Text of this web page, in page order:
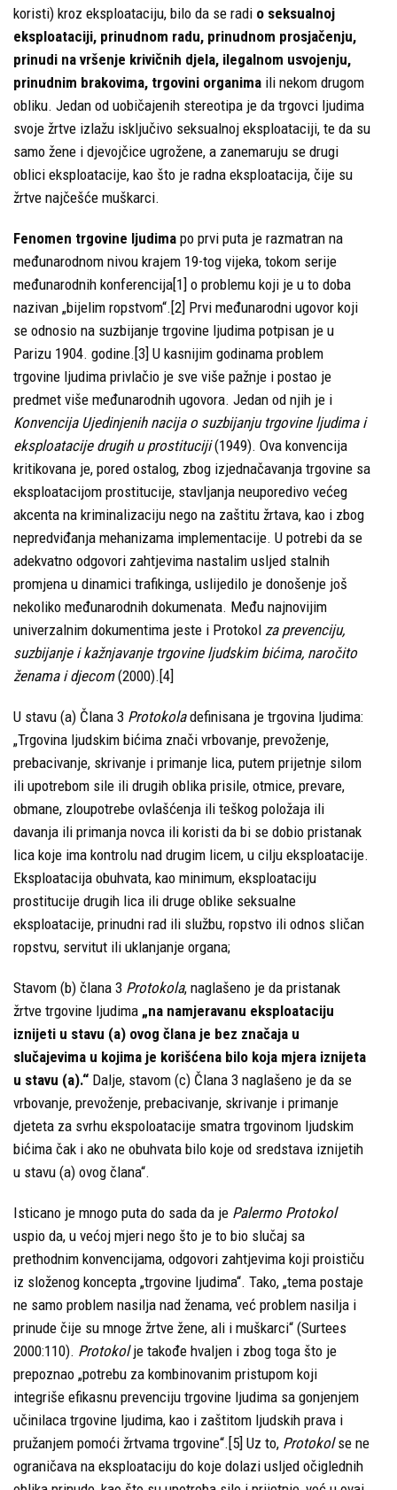
koristi) kroz eksploataciju, bilo da se radi o seksualnoj
eksploataciji, prinudnom radu, prinudnom prosjačenju,
prinudi na vršenje krivičnih djela, ilegalnom usvojenju,
prinudnim brakovima, trgovini organima ili nekom drugom
obliku. Jedan od uobičajenih stereotipa je da trgovci ljudima
svoje žrtve izlažu isključivo seksualnoj eksploataciji, te da su
samo žene i djevojčice ugrožene, a zanemaruju se drugi
oblici eksploatacije, kao što je radna eksploatacija, čije su
žrtve najčešće muškarci.
Fenomen trgovine ljudima po prvi puta je razmatran na
međunarodnom nivou krajem 19-tog vijeka, tokom serije
međunarodnih konferencija[1] o problemu koji je u to doba
nazivan „bijelim ropstvom“.[2] Prvi međunarodni ugovor koji
se odnosio na suzbijanje trgovine ljudima potpisan je u
Parizu 1904. godine.[3] U kasnijim godinama problem
trgovine ljudima privlačio je sve više pažnje i postao je
predmet više međunarodnih ugovora. Jedan od njih je i
Konvencija Ujedinjenih nacija o suzbijanju trgovine ljudima i
eksploatacije drugih u prostituciji(1949). Ova konvencija
kritikovana je, pored ostalog, zbog izjednačavanja trgovine sa
eksploatacijom prostitucije, stavljanja neuporedivo većeg
akcenta na kriminalizaciju nego na zaštitu žrtava, kao i zbog
nepredviđanja mehanizama implementacije. U potrebi da se
adekvatno odgovori zahtjevima nastalim usljed stalnih
promjena u dinamici trafikinga, uslijedilo je donošenje još
nekoliko međunarodnih dokumenata. Među najnovijim
univerzalnim dokumentima jeste i Protokol za prevenciju,
suzbijanje i kažnjavanje trgovine ljudskim bićima, naročito
ženama i djecom(2000).[4]
U stavu (a) Člana 3 Protokoladefinisana je trgovina ljudima:
„Trgovina ljudskim bićima znači vrbovanje, prevoženje,
prebacivanje, skrivanje i primanje lica, putem prijetnje silom
ili upotrebom sile ili drugih oblika prisile, otmice, prevare,
obmane, zloupotrebe ovlašćenja ili teškog položaja ili
davanja ili primanja novca ili koristi da bi se dobio pristanak
lica koje ima kontrolu nad drugim licem, u cilju eksploatacije.
Eksploatacija obuhvata, kao minimum, eksploataciju
prostitucije drugih lica ili druge oblike seksualne
eksploatacije, prinudni rad ili službu, ropstvo ili odnos sličan
ropstvu, servitut ili uklanjanje organa;
Stavom (b) člana 3 Protokola, naglašeno je da pristanak
žrtve trgovine ljudima „na namjeravanu eksploataciju
iznijeti u stavu (a) ovog člana je bez značaja u
slučajevima u kojima je korišćena bilo koja mjera iznijeta
u stavu (a).“ Dalje, stavom (c) Člana 3 naglašeno je da se
vrbovanje, prevoženje, prebacivanje, skrivanje i primanje
djeteta za svrhu ekspoloatacije smatra trgovinom ljudskim
bićima čak i ako ne obuhvata bilo koje od sredstava iznijetih
u stavu (a) ovog člana“.
Isticano je mnogo puta do sada da je Palermo Protokol
uspio da, u većoj mjeri nego što je to bio slučaj sa
prethodnim konvencijama, odgovori zahtjevima koji proističu
iz složenog koncepta „trgovine ljudima“. Tako, „tema postaje
ne samo problem nasilja nad ženama, već problem nasilja i
prinude čije su mnoge žrtve žene, ali i muškarci“ (Surtees
2000:110). Protokolje takođe hvaljen i zbog toga što je
prepoznao „potrebu za kombinovanim pristupom koji
integriše efikasnu prevenciju trgovine ljudima sa gonjenjem
učinilaca trgovine ljudima, kao i zaštitom ljudskih prava i
pružanjem pomoći žrtvama trgovine“.[5] Uz to, Protokolse ne
ograničava na eksploataciju do koje dolazi usljed očiglednih